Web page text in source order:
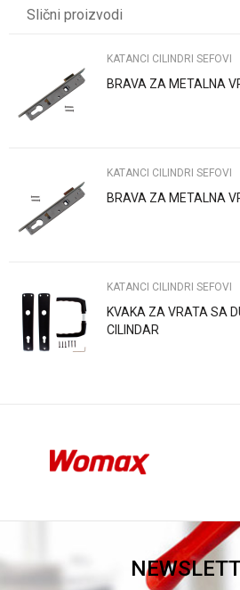
Poruka
Anti-spam zaštita - izračunajte koliko je 2 +
POŠALJI
Slični proizvodi
KATANCI CILINDRI SEFOVI
BRAVA ZA METALNA
KATANCI CILINDRI SEFOVI
BRAVA ZA METALNA
KATANCI CILINDRI SEFOVI
KVAKA ZA VRATA SA
CILINDAR